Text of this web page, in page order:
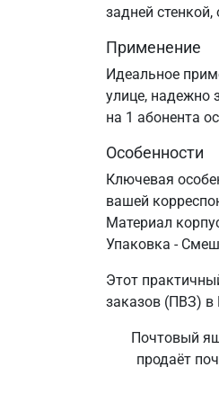
задней
Применение
Идеальное
улице, надежно
на 1 абонента
Особенности
Ключевая
вашей
Материал
Упаковка -
Этот
заказов (ПВЗ) в
Почтовый
продаёт